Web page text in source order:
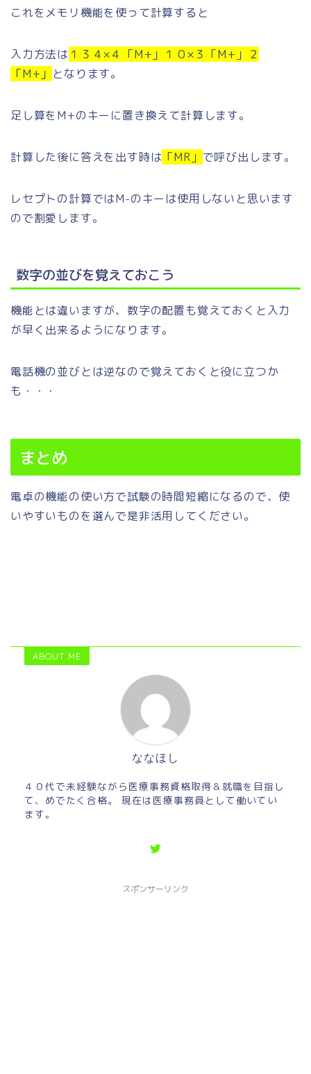
これをメモリ機能を使って計算すると
入力方法は １３４×４「M+」１０×３「M+」２
「M+」 となります。
足し算をM+のキーに置き換えて計算します。
計算した後に答えを出す時は 「MR」 で呼び出します。
レセプトの計算ではM-のキーは使用しないと思います
ので割愛します。
数字の並びを覚えておこう
機能とは違いますが、数字の配置も覚えておくと入力
が早く出来るようになります。
電話機の並びとは逆なので覚えておくと役に立つか
も・・・
まとめ
電卓の機能の使い方で試験の時間短縮になるので、使
いやすいものを選んで是非活用してください。
ABOUT ME
ななほし
４０代で未経験ながら医療事務資格取得＆就職を目指し
て、めでたく合格。 現在は医療事務員として働いてい
ます。
スポンサーリンク